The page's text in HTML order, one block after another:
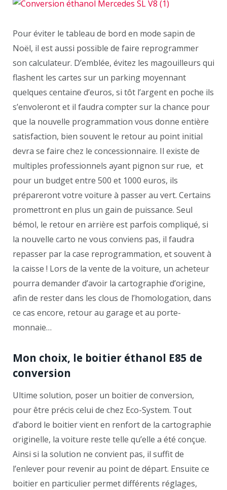
Pour éviter le tableau de bord en mode sapin de
Noël, il est aussi possible de faire reprogrammer
son calculateur. D’emblée, évitez les magouilleurs qui
flashent les cartes sur un parking moyennant
quelques centaine d’euros, si tôt l’argent en poche ils
s’envoleront et il faudra compter sur la chance pour
que la nouvelle programmation vous donne entière
satisfaction, bien souvent le retour au point initial
devra se faire chez le concessionnaire. Il existe de
multiples professionnels ayant pignon sur rue, et
pour un budget entre 500 et 1000 euros, ils
prépareront votre voiture à passer au vert. Certains
promettront en plus un gain de puissance. Seul
bémol, le retour en arrière est parfois compliqué, si
la nouvelle carto ne vous conviens pas, il faudra
repasser par la case reprogrammation, et souvent à
la caisse ! Lors de la vente de la voiture, un acheteur
pourra demander d’avoir la cartographie d’origine,
afin de rester dans les clous de l’homologation, dans
ce cas encore, retour au garage et au porte-
monnaie…
Mon choix, le boitier éthanol E85 de
conversion
Ultime solution, poser un boitier de conversion,
pour être précis celui de chez Eco-System. Tout
d’abord le boitier vient en renfort de la cartographie
originelle, la voiture reste telle qu’elle a été conçue.
Ainsi si la solution ne convient pas, il suffit de
l’enlever pour revenir au point de départ. Ensuite ce
boitier en particulier permet différents réglages,